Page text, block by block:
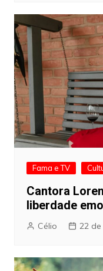
Fama e TV
Cantora
liberdade
Célio 22